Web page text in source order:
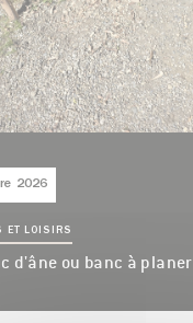
d'âne ou banc à planer
ET LOISIRS
2026